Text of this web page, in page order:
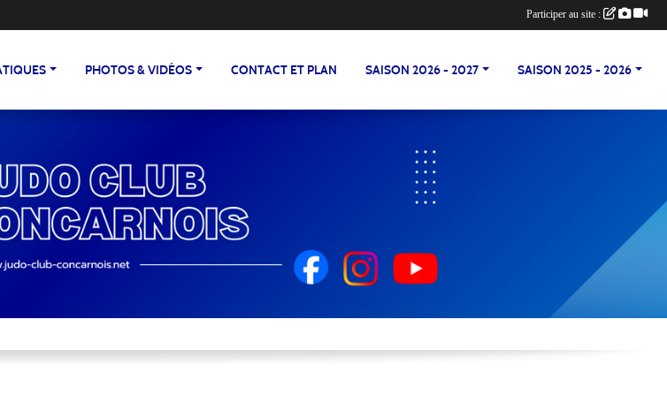
PHOTOS & VIDÉOS CONTACT ET PLAN SAISON 2026 - 2027 SAISON 2025 - 2026
Participer au site :